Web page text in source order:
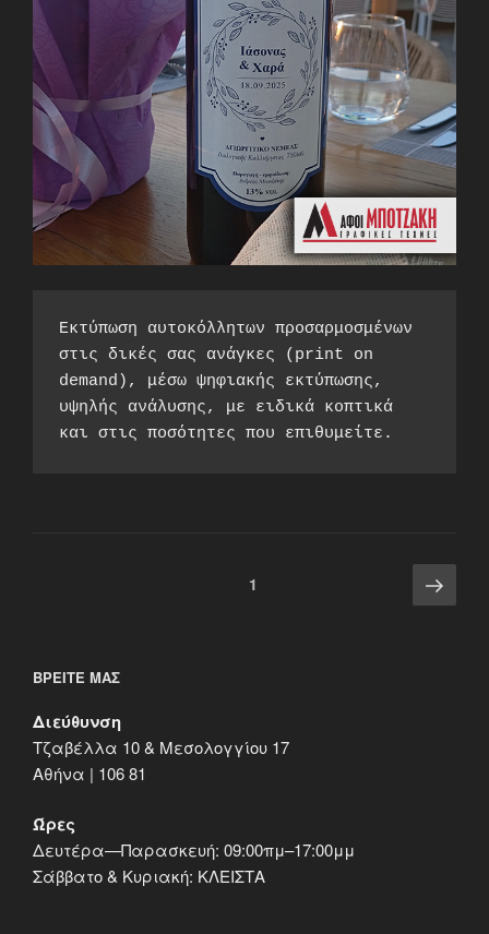
Εκτύπωση αυτοκόλλητων προσαρμοσμένων
στις δικές σας ανάγκες (print on
demand), μέσω ψηφιακής εκτύπωσης,
υψηλής ανάλυσης, με ειδικά κοπτικά
και στις ποσότητες που επιθυμείτε.
1
ΒΡΕΊΤΕ ΜΑΣ
Διεύθυνση
Τζαβέλλα 10 & Μεσολογγίου 17
Αθήνα | 106 81
Ώρες
Δευτέρα—Παρασκευή: 09:00πμ–17:00μμ
Σάββατο & Κυριακή: ΚΛΕΙΣΤΑ